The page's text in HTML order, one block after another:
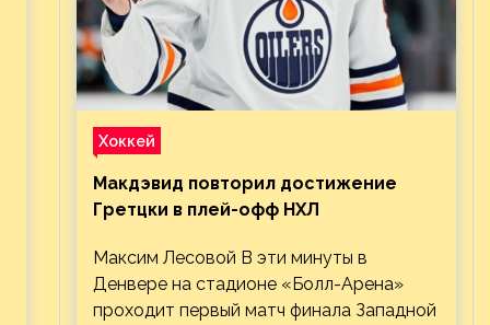
Хоккей
Макдэвид повторил достижение
Гретцки в плей-офф НХЛ
Максим Лесовой В эти минуты в
Денвере на стадионе «Болл-Арена»
проходит первый матч финала Западной